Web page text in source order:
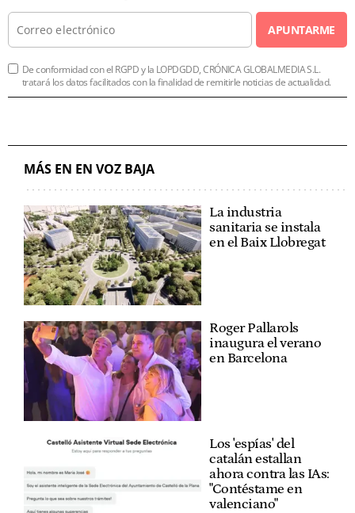
APUNTARME
De conformidad con el RGPD y la LOPDGDD, CRÓNICA GLOBALMEDIA S.L.
tratará los datos facilitados con la finalidad de remitirle noticias de actualidad.
MÁS EN EN VOZ BAJA
La industria
sanitaria se instala
en el Baix Llobregat
Roger Pallarols
inaugura el verano
en Barcelona
Los 'espías' del
catalán estallan
ahora contra las IAs:
"Contéstame en
valenciano"